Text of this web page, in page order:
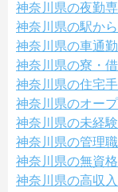
神奈川県の夜勤
神奈川県の駅か
神奈川県の車通
神奈川県の寮・
神奈川県の住宅
神奈川県のオー
神奈川県の未経
神奈川県の管理
神奈川県の無資
神奈川県の高収